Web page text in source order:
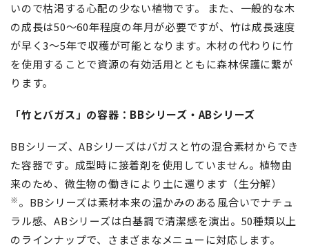
いので枯渇する心配の少ない植物です。 また、一般的な木
の成長は50～60年程度の年月が必要ですが、竹は成長速度
が早く3～5年で収穫が可能となります。木材の代わりに竹
を使用することで資源の有効活用とともに森林保護に繋が
ります。
「竹とバガス」の容器：BBシリーズ・ABシリーズ
BBシリーズ、ABシリーズはバガスと竹の混合素材からでき
た容器です。成型時に接着剤を使用していません。植物由
来のため、微生物の働きにより土に還ります（生分解）
※。BBシリーズは素材本来の温かみのある風合いでナチュ
ラル感、ABシリーズは白基調で清潔感を演出。50種類以上
のラインナップで、さまざまなメニューに対応します。